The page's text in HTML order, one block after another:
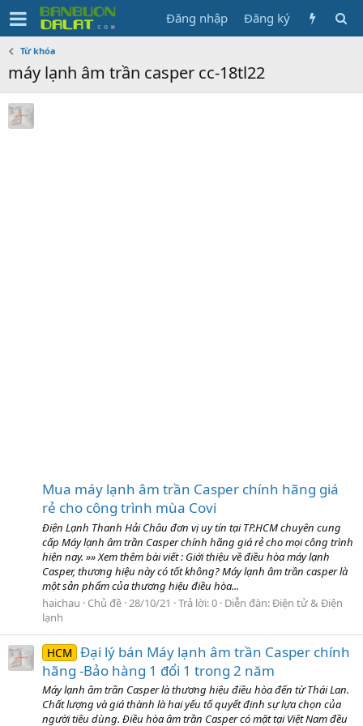
Đăng nhập Đăng ký
Từ khóa
máy lạnh âm trần casper cc-18tl22
Mua máy lạnh âm trần Casper chính hãng giá
rẻ cho công trình mùa Covi
Điện Lạnh Thanh Hải Châu đơn vị uy tín tại TP.HCM chuyên cung
cấp Máy lạnh âm trần Casper chính hãng giá rẻ cho mọi công trình
hiện nay. »» Xem thêm bài viết : Giới thiệu về điều hòa máy lạnh
Casper, thương hiệu này có tốt không? Máy lạnh âm trần casper là
một sản phẩm của thương hiệu điều hòa...
haichau
Chủ đề 28/10/21 Trả lời: 0 Diễn đàn:Điện tử & Điện
lạnh
HCM Đại lý bán Máy lạnh âm trần Casper chính
hãng -Bảo hàng 1 đổi 1 trong 2 năm
Máy lạnh âm trần Casper là thương hiệu điều hòa đến từ Thái Lan.
Chất lượng và giá thành là hai yếu tố quyết định sự lựa chọn của
người tiêu dùng. Điều hòa âm trần Casper có mặt tại Việt Nam đều